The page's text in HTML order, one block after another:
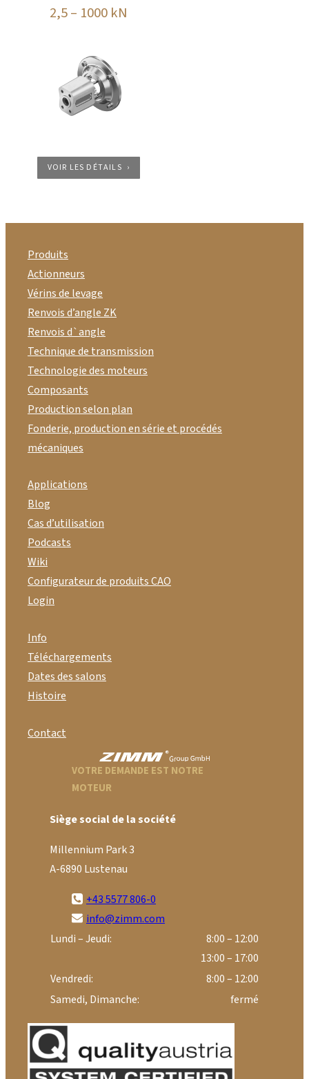
2,5 – 1000 kN
VOIR LES DÉTAILS
Produits
Actionneurs
Vérins de levage
Renvois d’angle ZK
Renvois d`angle
Technique de transmission
Technologie des moteurs
Composants
Production selon plan
Fonderie, production en série et procédés
mécaniques
Applications
Blog
Cas d’utilisation
Podcasts
Wiki
Configurateur de produits CAO
Login
Info
Téléchargements
Dates des salons
Histoire
Contact
VOTRE DEMANDE EST NOTRE
MOTEUR
Siège social de la société
Millennium Park 3
A-6890 Lustenau
+43 5577 806-0
info@zimm.com
Lundi – Jeudi:
8:00 – 12:00
13:00 – 17:00
Vendredi:
8:00 – 12:00
Samedi, Dimanche:
fermé